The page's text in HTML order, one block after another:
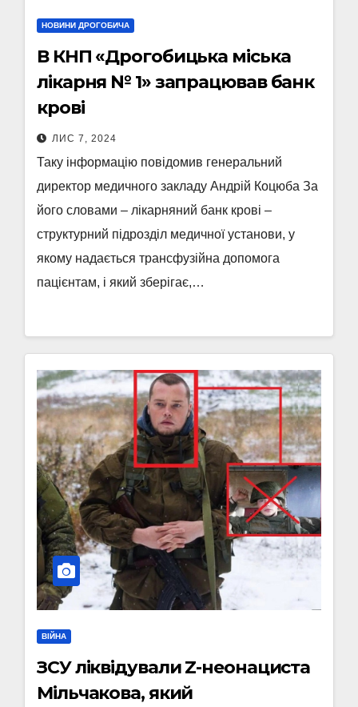
НОВИНИ ДРОГОБИЧА
В КНП «Дрогобицька міська
лікарня № 1» запрацював банк
крові
ЛИС 7, 2024
Таку інформацію повідомив генеральний
директор медичного закладу Андрій Коцюба За
його словами – лікарняний банк крові –
структурний підрозділ медичної установи, у
якому надається трансфузійна допомога
пацієнтам, і який зберігає,…
ВІЙНА
ЗСУ ліквідували Z-неонациста
Мільчакова, який